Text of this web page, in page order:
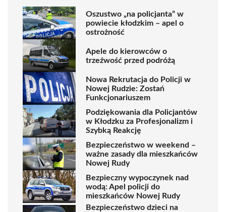
Oszustwo „na policjanta” w
powiecie kłodzkim – apel o
ostrożność
Apele do kierowców o
trzeźwość przed podróżą
Nowa Rekrutacja do Policji w
Nowej Rudzie: Zostań
Funkcjonariuszem
Podziękowania dla Policjantów
w Kłodzku za Profesjonalizm i
Szybką Reakcję
Bezpieczeństwo w weekend –
ważne zasady dla mieszkańców
Nowej Rudy
Bezpieczny wypoczynek nad
wodą: Apel policji do
mieszkańców Nowej Rudy
Bezpieczeństwo dzieci na